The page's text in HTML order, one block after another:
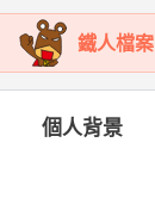
鐵人檔案
個人背景